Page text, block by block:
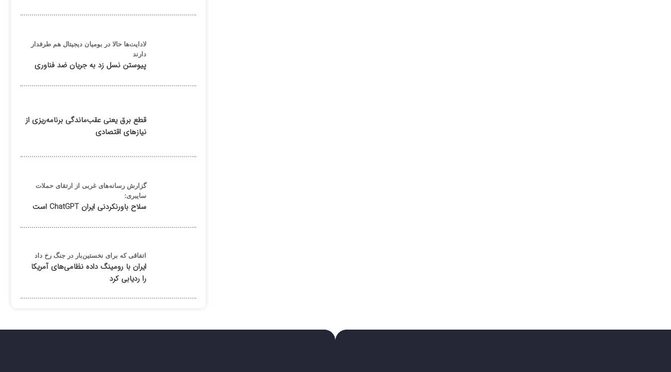
لادایت‌ها حالا در بومیان دیجیتال هم طرفدار
دارند
پیوستن نسل زد به جریان ضد فناوری
قطع برق یعنی عقب‌ماندگی برنامه‌ریزی از
نیازهای اقتصادی
گزارش رسانه‌های غربی از ارتقای حملات
سایبری:
سلاح باورنکردنی ایران ChatGPT است
اتفاقی که برای نخستین‌بار در جنگ رخ داد
ایران با رومینگ داده نظامی‌های آمریکا
را ردیابی کرد